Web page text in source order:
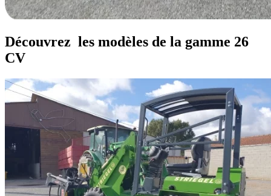
Découvrez les modèles de la gamme 26
CV